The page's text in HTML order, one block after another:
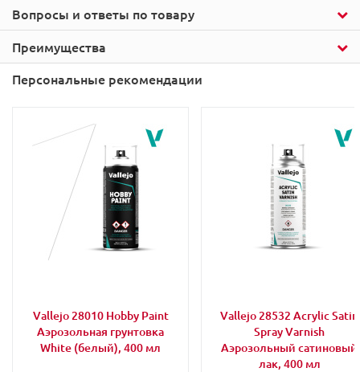
Вопросы и ответы по товару
Преимущества
Персональные рекомендации
Vallejo 28010 Hobby Paint
Аэрозольная грунтовка
White (белый), 400 мл
Vallejo 28532 Acrylic Satin
Spray Varnish
Аэрозольный сатиновый
лак, 400 мл